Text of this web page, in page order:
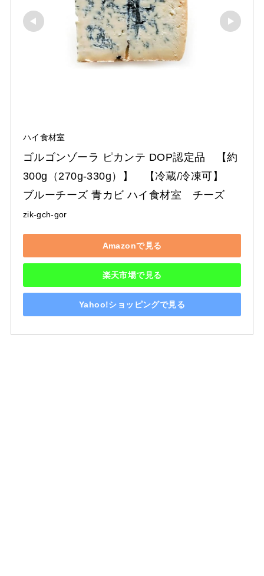
ハイ食材室
ゴルゴンゾーラ ピカンテ DOP認定品　【約
300g（270g-330g）】　【冷蔵/冷凍可】
ブルーチーズ 青カビ ハイ食材室　チーズ
zik-gch-gor
Amazonで見る
楽天市場で見る
Yahoo!ショッピングで見る